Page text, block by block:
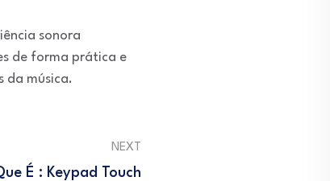
sonora
de forma prática e
da música.
NEXT
É : Keypad Touch